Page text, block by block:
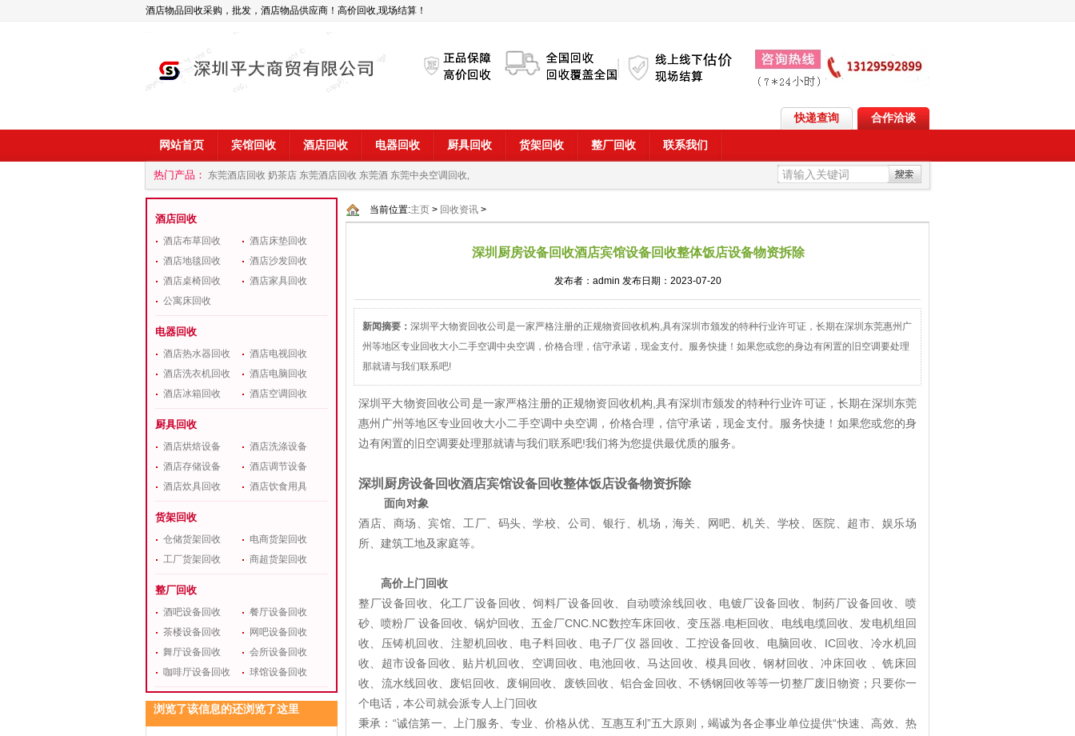
酒店物品回收采购，批发，酒店物品供应商！高价回收,现场结算！
快递查询 合作洽谈
网站首页 宾馆回收 酒店回收 电器回收 厨具回收 货架回收 整厂回收 联系我们
热门产品： 东莞酒店回收 奶茶店 东莞酒店回收 东莞酒 东莞中央空调回收,
商 深圳酒店用品回收公司
酒店回收
酒店布草回收
酒店床垫回收
酒店地毯回收
酒店沙发回收
酒店桌椅回收
酒店家具回收
公寓床回收
电器回收
酒店热水器回收
酒店电视回收
酒店洗衣机回收
酒店电脑回收
酒店冰箱回收
酒店空调回收
厨具回收
酒店烘焙设备
酒店洗涤设备
酒店存储设备
酒店调节设备
酒店炊具回收
酒店饮食用具
货架回收
仓储货架回收
电商货架回收
工厂货架回收
商超货架回收
整厂回收
酒吧设备回收
餐厅设备回收
茶楼设备回收
网吧设备回收
舞厅设备回收
会所设备回收
咖啡厅设备回收
球馆设备回收
浏览了该信息的还浏览了这里
当前位置:主页 > 回收资讯 >
深圳厨房设备回收酒店宾馆设备回收整体饭店设备物资拆除
发布者：admin 发布日期：2023-07-20
新闻摘要： 深圳平大物资回收公司是一家严格注册的正规物资回收机构,具有深圳市颁发的特种行业许可证，长期在深圳东莞惠州广
州等地区专业回收大小二手空调中央空调，价格合理，信守承诺，现金支付。服务快捷！如果您或您的身边有闲置的旧空调要处理
那就请与我们联系吧!
深圳平大物资回收公司是一家严格注册的正规物资回收机构,具有深圳市颁发的特种行业许可证，长期在深圳东莞
惠州广州等地区专业回收大小二手空调中央空调，价格合理，信守承诺，现金支付。服务快捷！如果您或您的身
边有闲置的旧空调要处理那就请与我们联系吧!我们将为您提供最优质的服务。
深圳厨房设备回收酒店宾馆设备回收整体饭店设备物资拆除
面向对象
酒店、商场、宾馆、工厂、码头、学校、公司、银行、机场，海关、网吧、机关、学校、医院、超市、娱乐场
所、建筑工地及家庭等。
高价上门回收
整厂设备回收、化工厂设备回收、饲料厂设备回收、自动喷涂线回收、电镀厂设备回收、制药厂设备回收、喷
砂、喷粉厂 设备回收、锅炉回收、五金厂CNC.NC数控车床回收、变压器.电柜回收、电线电缆回收、发电机组回
收、压铸机回收、注塑机回收、电子料回收、电子厂仪 器回收、工控设备回收、电脑回收、IC回收、冷水机回
收、超市设备回收、贴片机回收、空调回收、电池回收、马达回收、模具回收、钢材回收、冲床回收 、铣床回
收、流水线回收、废铝回收、废铜回收、废铁回收、铝合金回收、不锈钢回收等等一切整厂废旧物资；只要你一
个电话，本公司就会派专人上门回收
秉承：“诚信第一、上门服务、专业、价格从优、互惠互利”五大原则，竭诚为各企事业单位提供“快速、高效、热